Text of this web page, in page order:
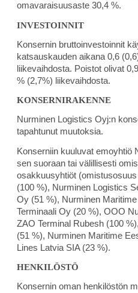
omavaraisuusaste 30,4 %.
INVESTOINNIT
Konsernin bruttoinvestoinnit
katsauskauden aikana 0,6
liikevaihdosta. Poistot olivat
% (2,7%) liikevaihdosta.
KONSERNIRAKENNE
Nurminen Logistics Oyj:n
tapahtunut muutoksia.
Konserniin kuuluvat emoyhtiö
sen suoraan tai välillisesti
osakkuusyhtiöt
(100 %), Nurminen Logistics
Oy (51 %), Nurminen
Terminaali Oy (20 %), OOO
ZAO Terminal Rubesh (100
(51 %), Nurminen Maritime
Lines Latvia SIA (23 %).
HENKILÖSTÖ
Konsernin oman henkilöstön